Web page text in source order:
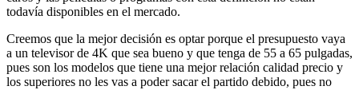
todavía disponibles en el mercado.
Creemos que la mejor decisión es optar porque el presupuesto vaya
a un televisor de 4K que sea bueno y que tenga de 55 a 65 pulgadas,
pues son los modelos que tiene una mejor relación calidad precio y
los superiores no les vas a poder sacar el partido debido, pues no